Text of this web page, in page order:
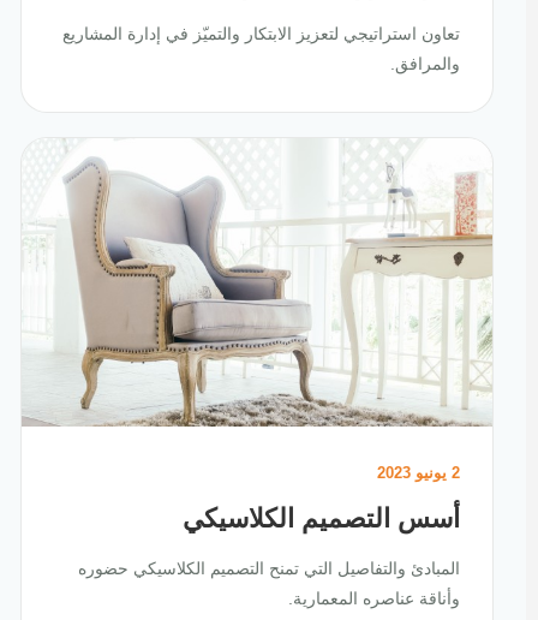
تعاون استراتيجي لتعزيز الابتكار والتميّز في إدارة المشاريع
والمرافق.
أسس التصميم الكلاسيكي
المبادئ والتفاصيل التي تمنح التصميم الكلاسيكي حضوره
وأناقة عناصره المعمارية.